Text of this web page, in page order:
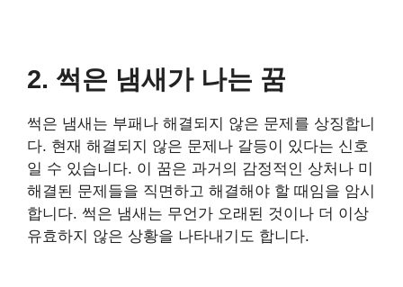
2. 썩은 냄새가 나는 꿈
썩은 냄새는 부패나 해결되지 않은 문제를 상징합니
다. 현재 해결되지 않은 문제나 갈등이 있다는 신호
일 수 있습니다. 이 꿈은 과거의 감정적인 상처나 미
해결된 문제들을 직면하고 해결해야 할 때임을 암시
합니다. 썩은 냄새는 무언가 오래된 것이나 더 이상
유효하지 않은 상황을 나타내기도 합니다.